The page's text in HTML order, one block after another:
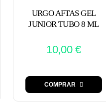
URGO AFTAS GEL
JUNIOR TUBO 8 ML
10,00€
COMPRAR